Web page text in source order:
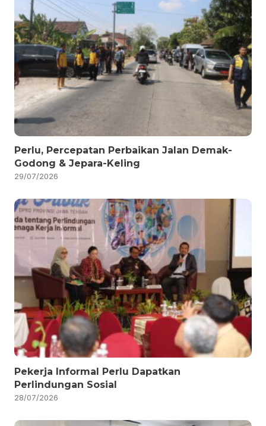
Perlu, Percepatan Perbaikan Jalan Demak-
Godong & Jepara-Keling
29/07/2026
Pekerja Informal Perlu Dapatkan
Perlindungan Sosial
28/07/2026